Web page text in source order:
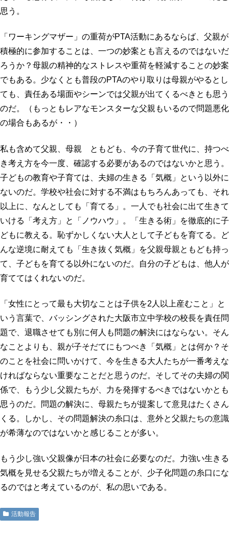
思う。
「ワーキングマザー」の重荷がPTA活動にあるならば、父親が
積極的に参加することは、一つの妙案とも言えるのではないだ
ろうか？母親の精神的なストレスや重荷を軽減することの妙案
でもある。少なくとも普段のPTAのやり取りは母親がやるとし
ても、責任ある場面やシーンでは父親が出てくるべきとも思う
のだ。（もっともレアなモンスターな父親もいるので問題悪化
の場合もあるが・・）
私も含めて父親、母親 ともども、今の子育て世代に、持つべ
き考え方を今一度、確認する必要があるのではないかと思う。
子どもの教育や子育ては、夫婦の生きる「気概」という以外に
ないのだ。学校や社会に対する不満はもちろんあっても、それ
以上に、なんとしても「育てる」。一人でも社会に出て生きて
いける「考え方」と「ノウハウ」。「生きる術」を徹底的に子
どもに教える。恥ずかしくない大人として子どもを育てる。ど
んな逆境に耐えても「生き抜く気概」を父親母親ともども持っ
て、子どもを育てる以外にないのだ。自分の子どもは、他人が
育ててはくれないのだ。
「女性にとって最も大切なことは子供を2人以上産むこと」と
いう言葉で、バッシングされた大阪市立中学校の校長を責任問
題で、退職させても別に何人も問題の解決にはならない。そん
なことよりも、親が子そだてにもつべき「気概」とは何か？そ
のことを社会に問いかけて、今を生きる大人たちが一番考えな
ければならない重要なことだと思うのだ。そしてその夫婦の関
係で、もう少し父親たちが、力を発揮するべきではないかとも
思うのだ。問題の解決に、母親たちが提案して意見はたくさん
くる。しかし、その問題解決の糸口は、意外と父親たちの意識
が希薄なのではないかと感じることが多い。
もう少し強い父親像が日本の社会に必要なのだ。力強い生きる
気概を見せる父親たちが増えることが、少子化問題の糸口にな
るのではと考えているのが、私の思いである。
活動報告